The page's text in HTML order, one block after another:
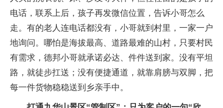
电话，联系上后，孩子再发微信位置，告诉小哥怎么
走。有的老人连电话都没有，小哥就到村里，一家一户
地询问。哪怕是海拔最高、道路最难的山村，只要村民
有需求，德邦小哥就承诺必达、件件送到家。没有平坦
路，就徒步扛送；没有便捷通道，就靠肩膀与双脚，把
每一件货物稳稳送到乡亲手中。